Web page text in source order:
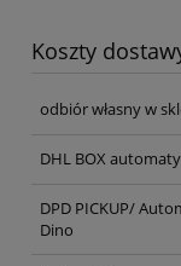
Koszty
Cena nie
odbiór własny w
DHL BOX
DPD PICKUP/
Dino